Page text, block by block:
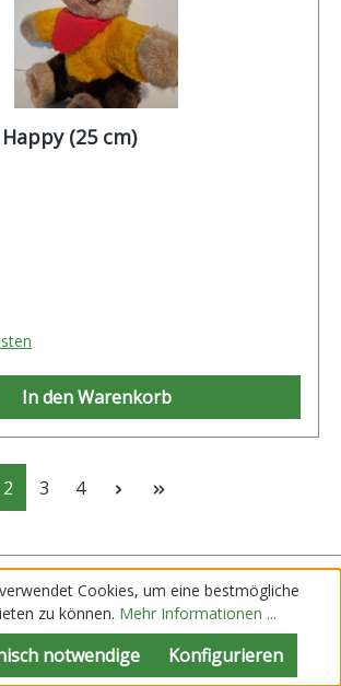
Happy (25 cm)
In den Warenkorb
Seite
2 Seite
3 Seite
4
Beratung über unser
Cookies, um eine bestmögliche
zu können. Mehr Informationen ...
notwendige Konfigurieren